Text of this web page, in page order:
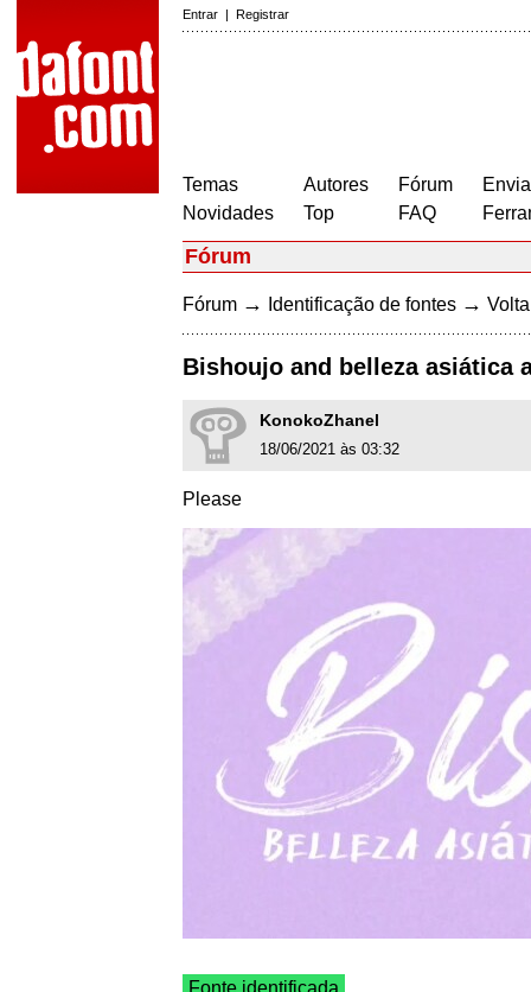
Entrar | Registrar
Temas
Novidades
Autores
Top
Fórum
FAQ
Fórum
Fórum → Identificação de fontes →
Bishoujo and belleza asiática
KonokoZhanel
18/06/2021 às 03:32
Please